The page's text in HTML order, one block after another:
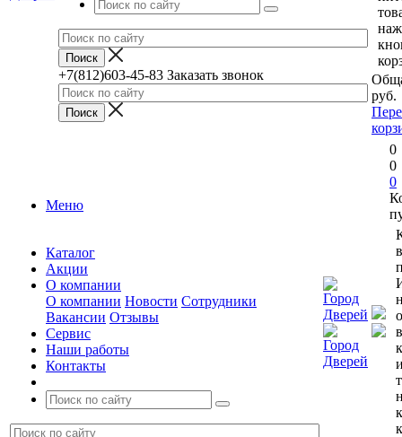
+7(812)603-45-83 Заказать звонок
руб.
Меню
Каталог
Акции
О компании
О компании Новости Сотрудники
Вакансии Отзывы
Сервис
Наши работы
Контакты
0
0
0